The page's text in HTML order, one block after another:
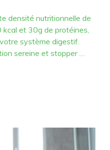
densité nutritionnelle de
et 30g de protéines,
système digestif.
sereine et stopper …